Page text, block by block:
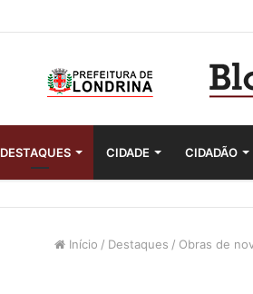
DESTAQUES CIDADE CIDADÃO
Início / Destaques / Obras de